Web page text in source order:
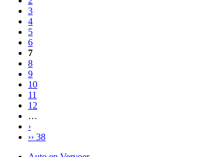
3
4
5
6
7
8
9
10
11
12
…
›
›› 38